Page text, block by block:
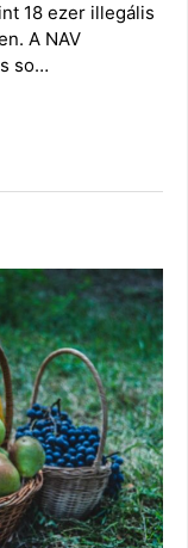
18 ezer illegális
A NAV
so…